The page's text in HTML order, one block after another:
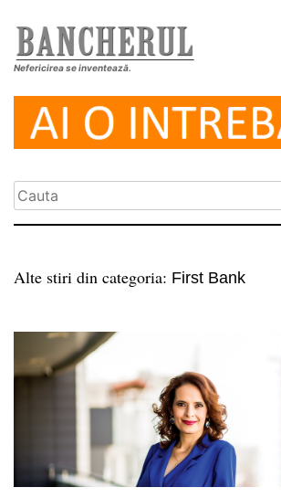
Nefericirea se inventează.
Alte stiri din categoria: First Bank